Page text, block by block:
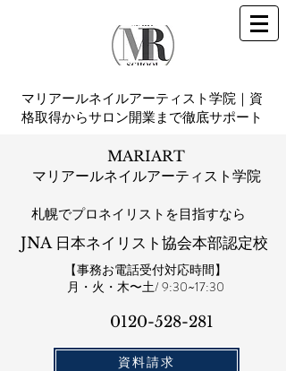
マリアールネイルアーティスト学院｜資
格取得からサロン開業まで徹底サポート
MARIART
マリアールネイルアーティスト学院
札幌​でプロネイリストを目指すなら
JNA 日本ネイリスト協会本部認定校
【事務お電話受付対応時間】
​月・火・木〜土/ 9:30~17:30
0120-528-281​
資料請求